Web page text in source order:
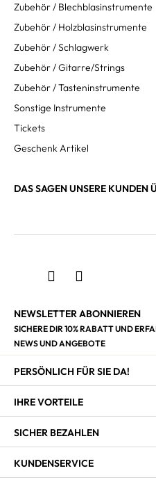
Zubehör / Blechblasinstrumente
Zubehör / Holzblasinstrumente
Zubehör / Schlagwerk
Zubehör / Gitarre/Strings
Zubehör / Tasteninstrumente
Sonstige Instrumente
Tickets
Geschenk Artikel
DAS SAGEN UNSERE KUNDEN
NEWSLETTER ABONNIEREN
SICHERE DIR 10% RABATT UND
NEWS UND ANGEBOTE
PERSÖNLICH FÜR SIE DA!
IHRE VORTEILE
SICHER BEZAHLEN
KUNDENSERVICE